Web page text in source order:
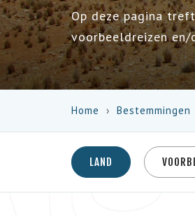
Op deze pagina
voorbeeldreizen en/
Home Bestemmingen
LAND